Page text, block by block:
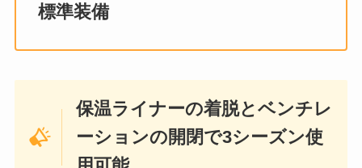
標準装備
保温ライナーの着脱とベンチレ
ーションの開閉で3シーズン使